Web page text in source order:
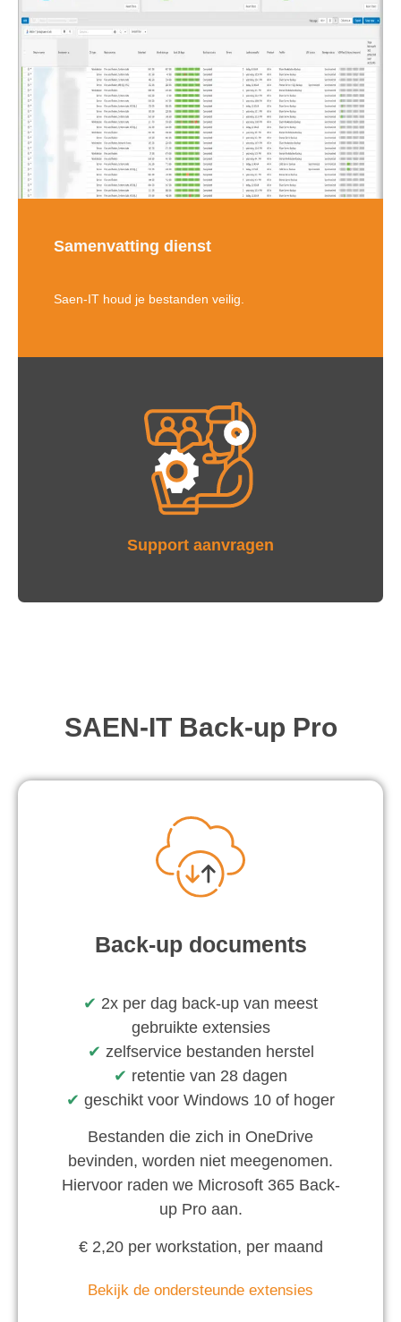
Samenvatting dienst
Saen-IT houd je bestanden veilig.
Support aanvragen
SAEN-IT Back-up Pro
Back-up documents
✔︎ 2x per dag back-up van meest
gebruikte extensies
✔︎ zelfservice bestanden herstel
✔︎ retentie van 28 dagen
✔︎ geschikt voor Windows 10 of hoger
Bestanden die zich in OneDrive
bevinden, worden niet meegenomen.
Hiervoor raden we Microsoft 365 Back-
up Pro aan.
€ 2,20 per workstation, per maand
Bekijk de ondersteunde extensies